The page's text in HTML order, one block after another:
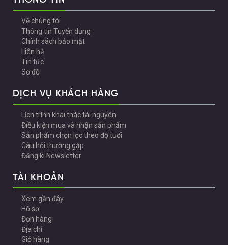
Về chúng tôi
Thông tin Tuyển dụng
Chính sách bảo mật
Liên hệ
Tin tức
Sơ đồ
DỊCH VỤ KHÁCH HÀNG
Lịch trình khai thác tài nguyên
Điều kiện mua và nhận sản phẩm
Sản phẩm chọn lọc theo độ tuổi
Câu hỏi thường gặp
Đăng kí Newsletter
TÀI KHOẢN
Xem gần đây
Hồ sơ
Đơn hàng
Địa chỉ
Giỏ hàng